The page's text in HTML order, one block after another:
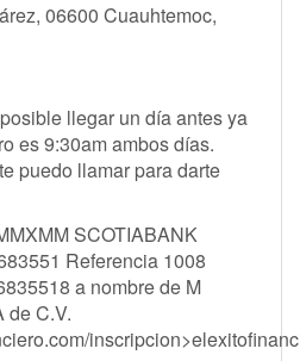
06600 Cuauhtemoc,
llegar un día antes ya
es 9:30am ambos días.
puedo llamar para darte
SCOTIABANK
Referencia 1008
a nombre de M
de C.V.